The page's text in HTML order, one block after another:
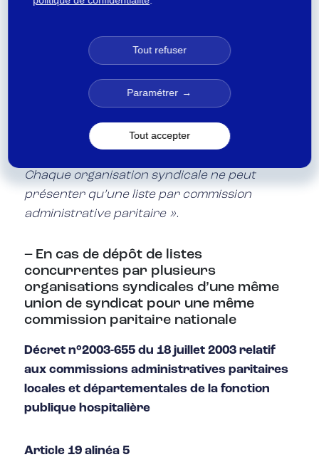
de dépôt des listes de candidatures.
après la date limite de dépôt des
candidatures, la liste des organisations
syndicales ayant légalement déposé une liste
de candidats. Ces listes de candidats sont
syndicales et des électeurs dans un lieu
Chaque organisation syndicale ne peut
présenter qu’une liste par commission
administrative paritaire ».
– En cas de dépôt de listes
concurrentes par plusieurs
organisations syndicales d’une même
union de syndicat pour une même
commission paritaire nationale
Décret n°2003-655 du 18 juillet 2003 relatif
aux commissions administratives paritaires
locales et départementales de la fonction
publique hospitalière
Article 19 alinéa 5
Tout refuser
Paramétrer
Tout accepter